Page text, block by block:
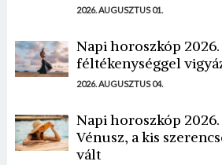
2026. AUGUSZTUS 01.
Napi horoszkóp 2026.
féltékenységgel
2026. AUGUSZTUS 04.
Napi horoszkóp
Vénusz, a kis
vált